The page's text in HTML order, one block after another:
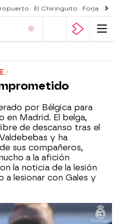
El Chiringuito Forjado
por Bélgica para
en Madrid. El belga,
de descanso tras el
y ha
sus compañeros,
a la afición
la noticia de la lesión
a lesionar con Gales y